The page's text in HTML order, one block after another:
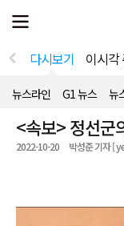
전
체
뉴
열
다시보기 이시각
뉴스라인 G1 뉴스 뉴
<속보> 정선군
2022-10-20 박성준 기자 [